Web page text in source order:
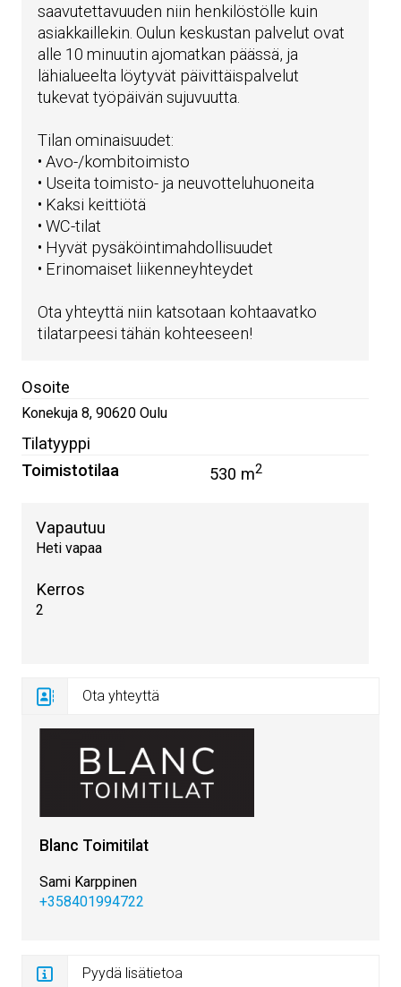
saavutettavuuden niin henkilöstölle kuin
asiakkaillekin. Oulun keskustan palvelut ovat
alle 10 minuutin ajomatkan päässä, ja
lähialueelta löytyvät päivittäispalvelut
tukevat työpäivän sujuvuutta.
Tilan ominaisuudet:
• Avo-/kombitoimisto
• Useita toimisto- ja neuvotteluhuoneita
• Kaksi keittiötä
• WC-tilat
• Hyvät pysäköintimahdollisuudet
• Erinomaiset liikenneyhteydet
Ota yhteyttä niin katsotaan kohtaavatko
tilatarpeesi tähän kohteeseen!
Osoite
Konekuja 8, 90620 Oulu
Tilatyyppi
Toimistotilaa
530 m2
Vapautuu
Heti vapaa
Kerros
2
Ota yhteyttä
Blanc Toimitilat
Sami Karppinen
+358401994722
Pyydä lisätietoa